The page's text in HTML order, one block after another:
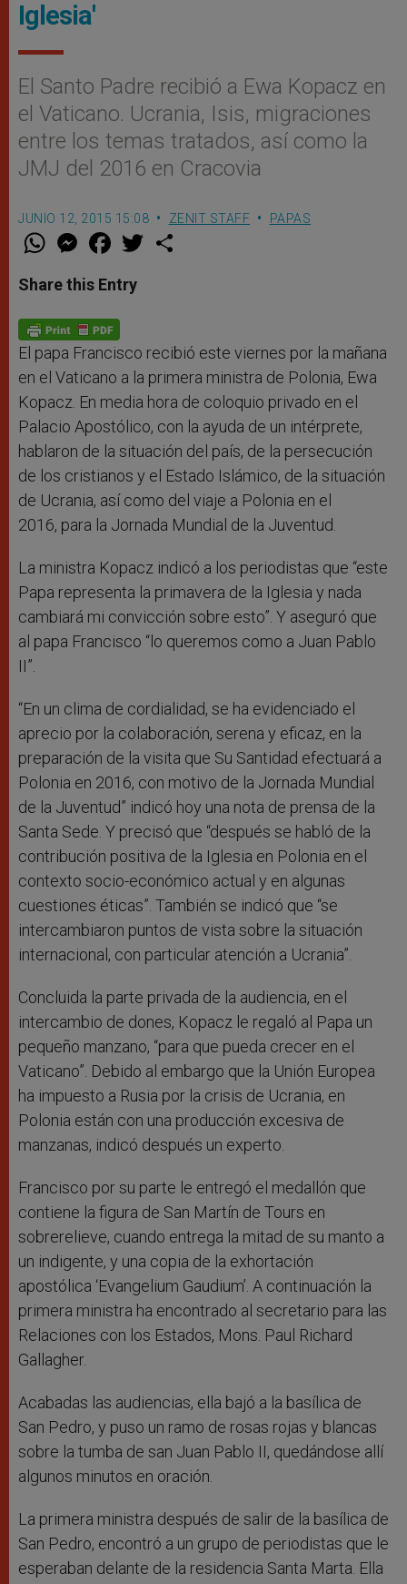
Iglesia'
El Santo Padre recibió a Ewa Kopacz en
el Vaticano. Ucrania, Isis, migraciones
entre los temas tratados, así como la
JMJ del 2016 en Cracovia
JUNIO 12, 2015 15:08 ZENIT STAFF PAPAS
W
t
s
p
p
M
e
s
e
g
e
r
F
a
e
b
o
k
w
Share this Entry
El papa Francisco recibió este viernes por la mañana
en el Vaticano a la primera ministra de Polonia, Ewa
Kopacz. En media hora de coloquio privado en el
Palacio Apostólico, con la ayuda de un intérprete,
hablaron de la situación del país, de la persecución
de los cristianos y el Estado Islámico, de la situación
de Ucrania, así como del viaje a Polonia en el
2016, para la Jornada Mundial de la Juventud.
La ministra Kopacz indicó a los periodistas que “este
Papa representa la primavera de la Iglesia y nada
cambiará mi convicción sobre esto”. Y aseguró que
al papa Francisco “lo queremos como a Juan Pablo
II”.
“En un clima de cordialidad, se ha evidenciado el
aprecio por la colaboración, serena y eficaz, en la
preparación de la visita que Su Santidad efectuará a
Polonia en 2016, con motivo de la Jornada Mundial
de la Juventud” indicó hoy una nota de prensa de la
Santa Sede. Y precisó que “después se habló de la
contribución positiva de la Iglesia en Polonia en el
contexto socio-económico actual y en algunas
cuestiones éticas”. También se indicó que “se
intercambiaron puntos de vista sobre la situación
internacional, con particular atención a Ucrania”.
Concluida la parte privada de la audiencia, en el
intercambio de dones, Kopacz le regaló al Papa un
pequeño manzano, “para que pueda crecer en el
Vaticano”. Debido al embargo que la Unión Europea
ha impuesto a Rusia por la crisis de Ucrania, en
Polonia están con una producción excesiva de
manzanas, indicó después un experto.
Francisco por su parte le entregó el medallón que
contiene la figura de San Martín de Tours en
sobrerelieve, cuando entrega la mitad de su manto a
un indigente, y una copia de la exhortación
apostólica ‘Evangelium Gaudium’. A continuación la
primera ministra ha encontrado al secretario para las
Relaciones con los Estados, Mons. Paul Richard
Gallagher.
Acabadas las audiencias, ella bajó a la basílica de
San Pedro, y puso un ramo de rosas rojas y blancas
sobre la tumba de san Juan Pablo II, quedándose allí
algunos minutos en oración.
La primera ministra después de salir de la basílica de
San Pedro, encontró a un grupo de periodistas que le
esperaban delante de la residencia Santa Marta. Ella